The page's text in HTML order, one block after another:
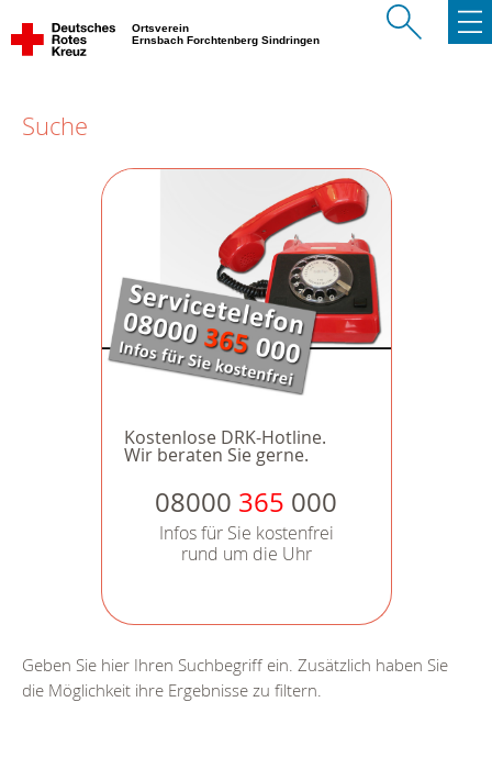
Ortsverein
Ernsbach Forchtenberg Sindringen
Suche
Kostenlose DRK-Hotline.
Wir beraten Sie gerne.
08000 365 000
Infos für Sie kostenfrei
rund um die Uhr
Geben Sie hier Ihren Suchbegriff ein. Zusätzlich haben Sie
die Möglichkeit ihre Ergebnisse zu filtern.